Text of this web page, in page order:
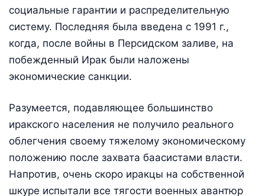
социальные гарантии и распределительную
систему. Последняя была введена с 1991 г.,
когда, после войны в Персидском заливе, на
побежденный Ирак были наложены
экономические санкции.
Разумеется, подавляющее большинство
иракского населения не получило реального
облегчения своему тяжелому экономическому
положению после захвата баасистами власти.
Напротив, очень скоро иракцы на собственной
шкуре испытали все тягости военных авантюр